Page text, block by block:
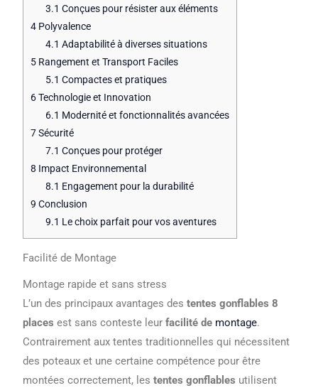
3.1 Conçues pour résister aux éléments
4 Polyvalence
4.1 Adaptabilité à diverses situations
5 Rangement et Transport Faciles
5.1 Compactes et pratiques
6Technologie et Innovation
6.1 Modernité et fonctionnalités avancées
7Sécurité
7.1 Conçues pour protéger
8 Impact Environnemental
8.1 Engagement pour la durabilité
9 Conclusion
9.1 Le choix parfait pour vos aventures
Facilité de Montage
Montage rapide et sans stress
L’un des principaux avantages destentes gonflables 8
places est sans conteste leurfacilité de montage.
Contrairement aux tentes traditionnelles qui nécessitent
des poteaux et une certaine compétence pour être
montées correctement, lestentes gonflables utilisent